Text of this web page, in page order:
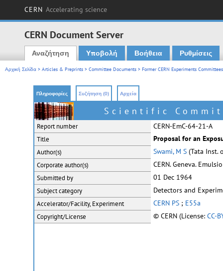
CERN Accelerating science
CERN Document Server
Main menu
Αναζήτηση Υποβολή Βοήθεια Ρυθμίσεις
Αρχική Σελίδα > Articles & Preprints > Committee Documents > Former CERN Experiments Committees
Πληροφορίες Συζήτηση (0) Αρχεία
Scientific
Report number CERN-EmC-64-21-A
Title Proposal for an
Author(s) Swami, M S (Tata Inst.
Corporate author(s) CERN. Geneva.
Submitted by 01 Dec 1964
Subject category Detectors and
Accelerator/Facility, Experiment CERN PS ; E55a
Copyright/License © CERN (License: CC-